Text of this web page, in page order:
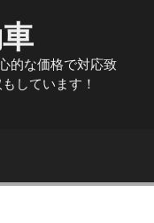
的な価格で対応致
しています！